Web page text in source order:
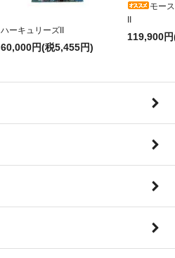
ハーキュリーズII
60,000円(税5,455円)
モー
II
119,900